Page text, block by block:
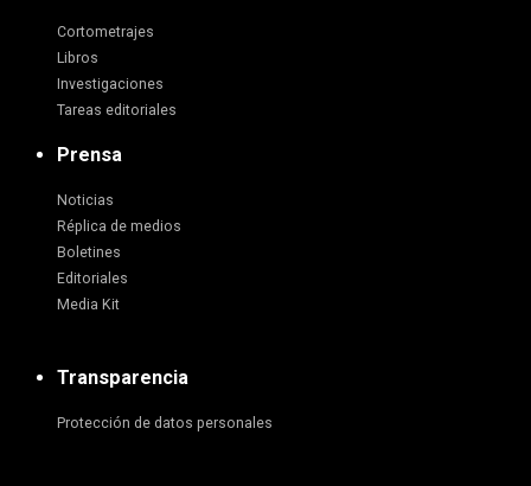
Cortometrajes
Libros
Investigaciones
Tareas editoriales
Prensa
Noticias
Réplica de medios
Boletines
Editoriales
Media Kit
Transparencia
Protección de datos personales